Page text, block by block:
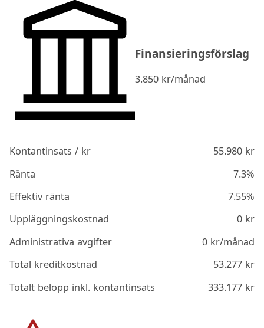
Finansieringsförslag
3.850 kr/månad
Kontantinsats / kr 55.980kr
Ränta
7.3%
Effektiv ränta
7.55%
Uppläggningskostnad
0kr
Administrativa avgifter
0kr/månad
Total kreditkostnad
53.277kr
Totalt belopp inkl. kontantinsats
333.177kr